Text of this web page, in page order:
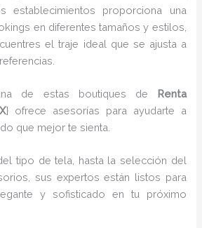
establecimientos proporciona una
en diferentes tamaños y estilos,
el traje ideal que se ajusta a
de estas boutiques de Renta
} ofrece asesorías para ayudarte a
que mejor te sienta.
tipo de tela, hasta la selección del
sus expertos están listos para
y sofisticado en tu próximo